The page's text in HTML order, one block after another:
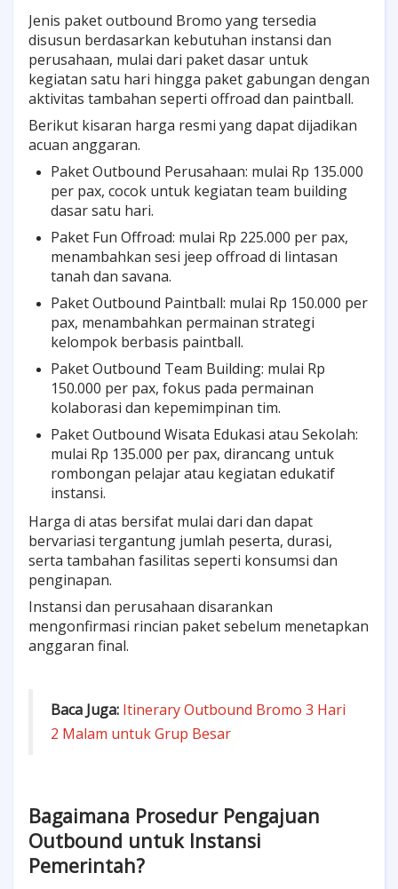
Jenis paket outbound Bromo yang tersedia
disusun berdasarkan kebutuhan instansi dan
perusahaan, mulai dari paket dasar untuk
kegiatan satu hari hingga paket gabungan dengan
aktivitas tambahan seperti offroad dan paintball.
Berikut kisaran harga resmi yang dapat dijadikan
acuan anggaran.
Paket Outbound Perusahaan: mulai Rp 135.000
per pax, cocok untuk kegiatan team building
dasar satu hari.
Paket Fun Offroad: mulai Rp 225.000 per pax,
menambahkan sesi jeep offroad di lintasan
tanah dan savana.
Paket Outbound Paintball: mulai Rp 150.000 per
pax, menambahkan permainan strategi
kelompok berbasis paintball.
Paket Outbound Team Building: mulai Rp
150.000 per pax, fokus pada permainan
kolaborasi dan kepemimpinan tim.
Paket Outbound Wisata Edukasi atau Sekolah:
mulai Rp 135.000 per pax, dirancang untuk
rombongan pelajar atau kegiatan edukatif
instansi.
Harga di atas bersifat mulai dari dan dapat
bervariasi tergantung jumlah peserta, durasi,
serta tambahan fasilitas seperti konsumsi dan
penginapan.
Instansi dan perusahaan disarankan
mengonfirmasi rincian paket sebelum menetapkan
anggaran final.
Baca Juga: Itinerary Outbound Bromo 3 Hari
2 Malam untuk Grup Besar
Bagaimana Prosedur Pengajuan
Outbound untuk Instansi
Pemerintah?